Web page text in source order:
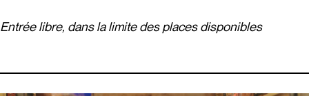
Entrée libre, dans la limite des places disponibles